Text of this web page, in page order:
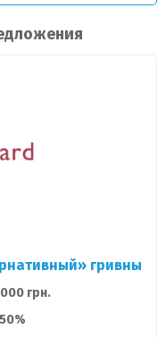
гривны
грн.